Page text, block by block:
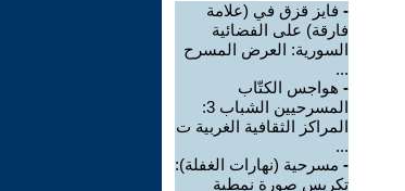
- فايز قزق في (علامة
فارقة) على الفضائية
السورية: العرض المسرح
...
- هواجس الكتّاب
المسرحيين الشباب 3:
المراكز الثقافية الغربية ت
...
- مسرحية (نهارات الغفلة):
تكريس صورة نمطية